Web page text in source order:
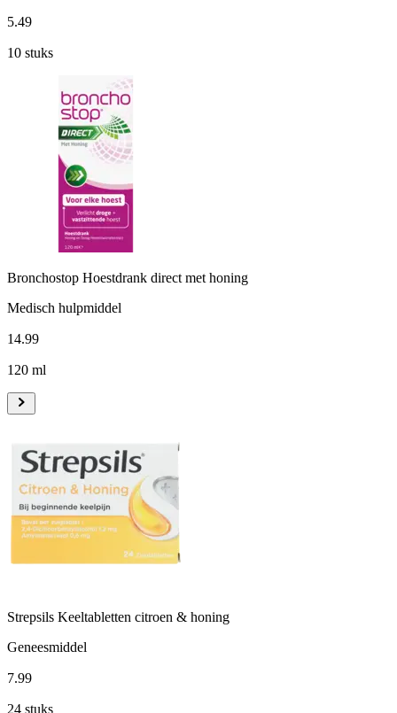
5.49
10 stuks
Bronchostop Hoestdrank direct met honing
Medisch hulpmiddel
14.99
120 ml
Strepsils Keeltabletten citroen & honing
Geneesmiddel
7.99
24 stuks